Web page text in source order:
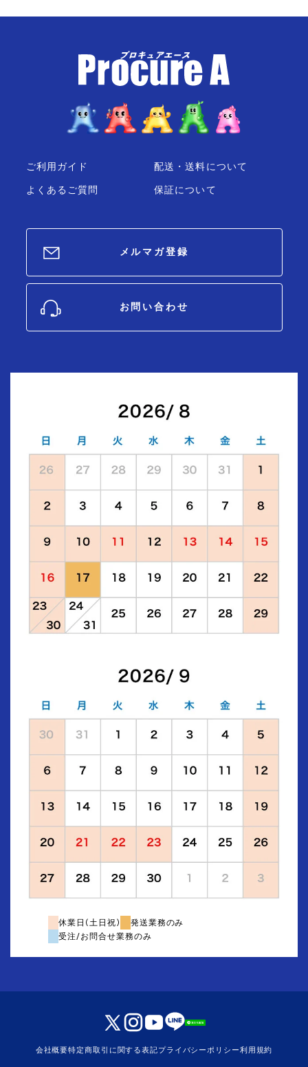
ご利用ガイド
よくあるご質問
配送・送料について
保証について
メルマガ登録
お問い合わせ
休業日(土日祝)
発送業務のみ
受注/お問合せ業務のみ
会社概要特定商取引に関する表記プライバシーポリシー利用規約